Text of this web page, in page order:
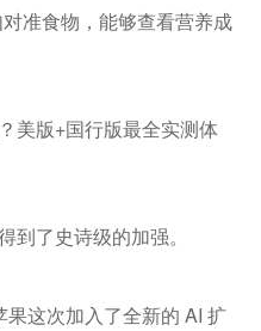
准食物，能够查看营养成
到了史诗级的加强。
这次加入了全新的 AI 扩